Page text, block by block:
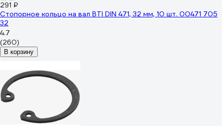
291 ₽
Стопорное кольцо на вал BTI DIN 471, 32 мм, 10 шт. 00471 705
32
4.7
(260)
В корзину